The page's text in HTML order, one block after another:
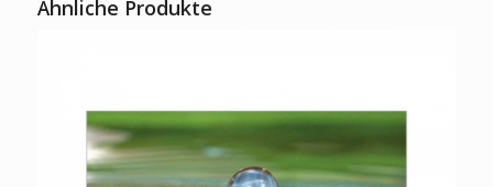
Ähnliche Produkte